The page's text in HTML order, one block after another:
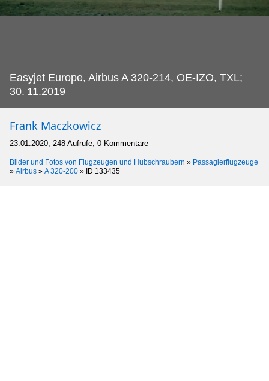
Easyjet Europe, Airbus A 320-214, OE-IZO, TXL;
30. 11.2019
Frank Maczkowicz
23.01.2020, 248 Aufrufe, 0 Kommentare
Bilder und Fotos von Flugzeugen und Hubschraubern » Passagierflugzeuge
» Airbus » A 320-200 » ID 133435